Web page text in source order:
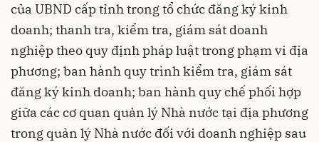
của UBND cấp tỉnh trong tổ chức đăng ký kinh
doanh; thanh tra, kiểm tra, giám sát doanh
nghiệp theo quy định pháp luật trong phạm vi địa
phương; ban hành quy trình kiểm tra, giám sát
đăng ký kinh doanh; ban hành quy chế phối hợp
giữa các cơ quan quản lý Nhà nước tại địa phương
trong quản lý Nhà nước đối với doanh nghiệp sau